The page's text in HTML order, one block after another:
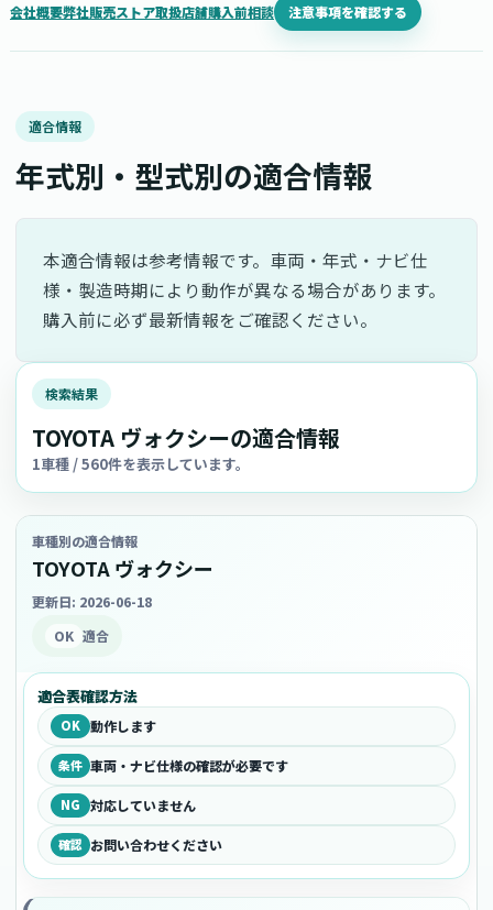
会社概要弊社販売ストア取扱店舗購入前相談 注意事項を確認する
適合情報
年式別・型式別の適合情報
本適合情報は参考情報です。車両・年式・ナビ仕
様・製造時期により動作が異なる場合があります。
購入前に必ず最新情報をご確認ください。
検索結果
TOYOTA ヴォクシーの適合情報
1車種 / 560件を表示しています。
車種別の適合情報
TOYOTA ヴォクシー
更新日: 2026-06-18
OK 適合
適合表確認方法
OK 動作します
条件 車両・ナビ仕様の確認が必要です
NG 対応していません
確認 お問い合わせください